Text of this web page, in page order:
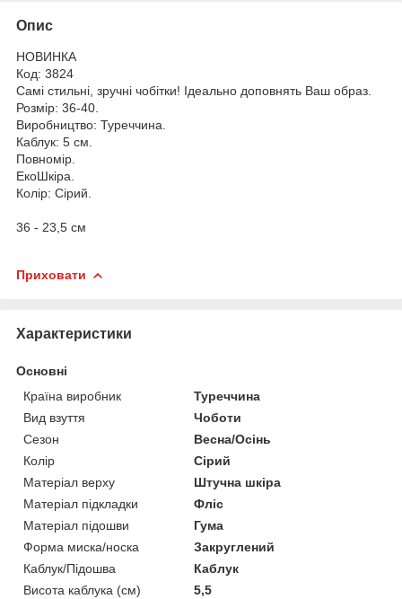
Опис
НОВИНКА
Код: 3824
Самі стильні, зручні чобітки! Ідеально доповнять Ваш образ.
Розмір: 36-40.
Виробництво: Туреччина.
Каблук: 5 см.
Повномір.
ЕкоШкіра.
Колір: Сірий.
36 - 23,5 см
Приховати
Характеристики
Основні
Країна виробник
Туреччина
Вид взуття
Чоботи
Сезон
Весна/Осінь
Колір
Сірий
Матеріал верху
Штучна шкіра
Матеріал підкладки
Фліс
Матеріал підошви
Гума
Форма миска/носка
Закруглений
Каблук/Підошва
Каблук
Висота каблука (см)
5,5